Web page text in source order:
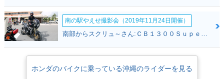
南の駅やえせ撮影会（2019年11月24日開催）
ホンダのバイクに乗っている沖縄のライダーを見る